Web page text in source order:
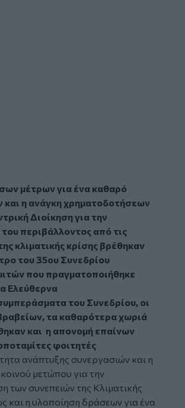
μέτρων για ένα καθαρό
και η ανάγκη χρηματοδοτήσεων
Διοίκηση για την
περιβάλλοντος από τις
κλιματικής κρίσης βρέθηκαν
του 35ου Συνεδρίου
που πραγματοποιήθηκε
Ελεύθερνα
του Συνεδρίου, οι
τα καθαρότερα χωριά
και η απονομή επαίνων
φοιτητές
ανάπτυξης συνεργασιών και η
μετώπου για την
των συνεπειών της Κλιματικής
και η υλοποίηση δράσεων για ένα